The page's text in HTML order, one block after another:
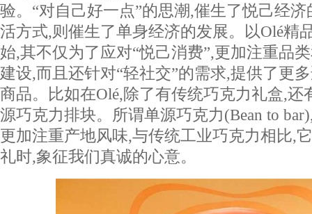
验。“对自己好一点”的思潮,催生了悦己经
活方式,则催生了单身经济的发展。以Olé精
始,其不仅为了应对“悦己消费”,更加注重品
建设,而且还针对“轻社交”的需求,提供了更
商品。比如在Olé,除了有传统巧克力礼盒,还
源巧克力排块。所谓单源巧克力(Bean to
更加注重产地风味,与传统工业巧克力相比,
礼时,象征我们真诚的心意。